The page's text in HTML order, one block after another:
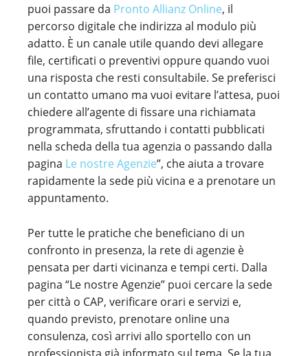
puoi passare da Pronto Allianz Online, il
percorso digitale che indirizza al modulo più
adatto. È un canale utile quando devi allegare
file, certificati o preventivi oppure quando vuoi
una risposta che resti consultabile. Se preferisci
un contatto umano ma vuoi evitare l’attesa, puoi
chiedere all’agente di fissare una richiamata
programmata, sfruttando i contatti pubblicati
nella scheda della tua agenzia o passando dalla
pagina Le nostre Agenzie”, che aiuta a trovare
rapidamente la sede più vicina e a prenotare un
appuntamento.
Per tutte le pratiche che beneficiano di un
confronto in presenza, la rete di agenzie è
pensata per darti vicinanza e tempi certi. Dalla
pagina “Le nostre Agenzie” puoi cercare la sede
per città o CAP, verificare orari e servizi e,
quando previsto, prenotare online una
consulenza, così arrivi allo sportello con un